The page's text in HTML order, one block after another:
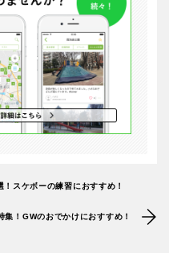
スケボーの練習におすすめ！
！GWのおでかけにおすすめ！